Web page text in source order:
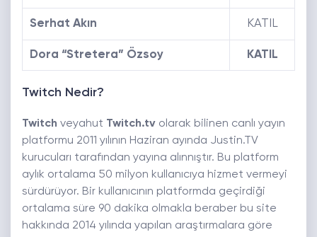
Serhat Akın KATIL
Dora “Stretera” Özsoy KATIL
Twitch Nedir?
Twitch veyahut Twitch.tv olarak bilinen canlı yayın
platformu 2011 yılının Haziran ayında Justin.TV
kurucuları tarafından yayına alınnıştır. Bu platform
aylık ortalama 50 milyon kullanıcıya hizmet vermeyi
sürdürüyor. Bir kullanıcının platformda geçirdiği
ortalama süre 90 dakika olmakla beraber bu site
hakkında 2014 yılında yapılan araştırmalara göre